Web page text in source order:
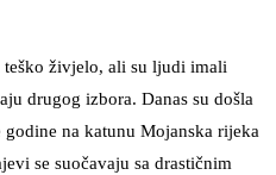
živjelo, ali su ljudi imali
drugog izbora. Danas su došla
na katunu Mojanska rijeka
se suočavaju sa drastičnim